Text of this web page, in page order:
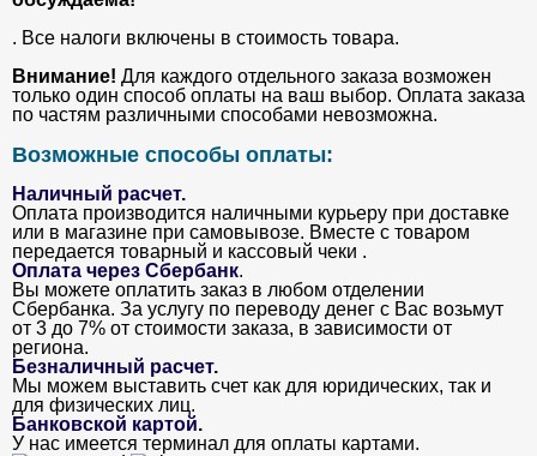
. Все налоги включены в стоимость товара.
Внимание! Для каждого отдельного заказа возможен
только один способ оплаты на ваш выбор. Оплата заказа
по частям различными способами невозможна.
Возможные способы оплаты:
Наличный расчет.
Оплата производится наличными курьеру при доставке
или в магазине при самовывозе. Вместе с товаром
передается товарный и кассовый чеки .
Оплата через Сбербанк.
Вы можете оплатить заказ в любом отделении
Сбербанка. За услугу по переводу денег с Вас возьмут
от 3 до 7% от стоимости заказа, в зависимости от
региона.
Безналичный расчет.
Мы можем выставить счет как для юридических, так и
для физических лиц.
Банковской картой.
У нас имеется терминал для оплаты картами.